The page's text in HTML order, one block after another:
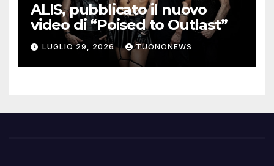
ALIS, pubblicato il nuovo
video di “Poised to Outlast”
LUGLIO 29, 2026 TUONONEWS